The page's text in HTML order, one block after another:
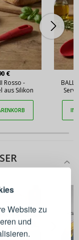
Website zu
und
€
Rosso -
aus Silikon
IN